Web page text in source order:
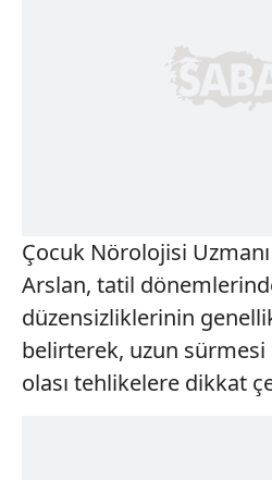
Çocuk Nörolojisi
Arslan, tatil
düzensizliklerinin
belirterek, uzun
olası tehlikelere dikkat